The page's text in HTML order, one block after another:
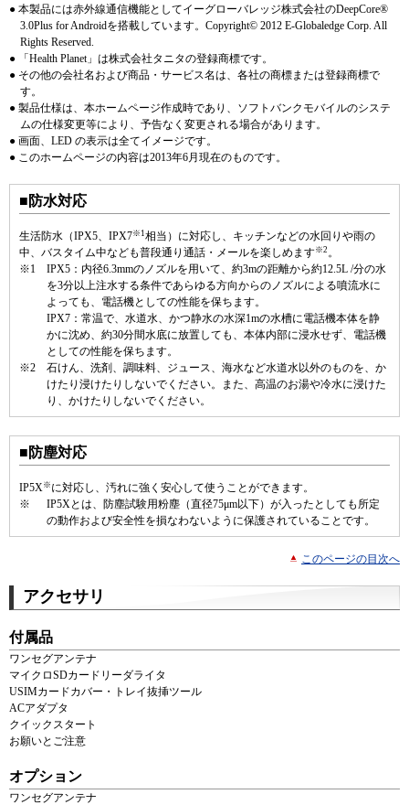
● 本製品には赤外線通信機能としてイーグローバレッジ株式会社のDeepCore®
3.0Plus for Androidを搭載しています。Copyright© 2012 E-Globaledge Corp. All
Rights Reserved.
● 「Health Planet」は株式会社タニタの登録商標です。
● その他の会社名および商品・サービス名は、各社の商標または登録商標で
す。
● 製品仕様は、本ホームページ作成時であり、ソフトバンクモバイルのシステ
ムの仕様変更等により、予告なく変更される場合があります。
● 画面、LED の表示は全てイメージです。
● このホームページの内容は2013年6月現在のものです。
■防水対応
生活防水（IPX5、IPX7※1相当）に対応し、キッチンなどの水回りや雨の
中、バスタイム中なども普段通り通話・メールを楽しめます※2 。
※1
IPX5：内径6.3mmのノズルを用いて、約3mの距離から約12.5L /分の水
を3分以上注水する条件であらゆる方向からのノズルによる噴流水に
よっても、電話機としての性能を保ちます。
IPX7：常温で、水道水、かつ静水の水深1mの水槽に電話機本体を静
かに沈め、約30分間水底に放置しても、本体内部に浸水せず、電話機
としての性能を保ちます。
※2
石けん、洗剤、調味料、ジュース、海水など水道水以外のものを、か
けたり浸けたりしないでください。また、高温のお湯や冷水に浸けた
り、かけたりしないでください。
■防塵対応
IP5X※ に対応し、汚れに強く安心して使うことができます。
※
IP5Xとは、防塵試験用粉塵（直径75μm以下）が入ったとしても所定
の動作および安全性を損なわないように保護されていることです。
このページの目次へ
アクセサリ
付属品
ワンセグアンテナ
マイクロSDカードリーダライタ
USIMカードカバー・トレイ抜挿ツール
ACアダプタ
クイックスタート
お願いとご注意
オプション
ワンセグアンテナ